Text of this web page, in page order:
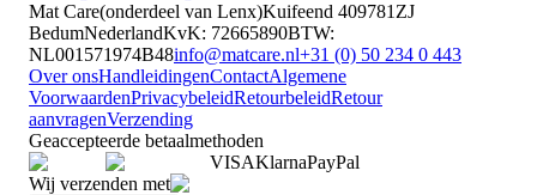
Mat Care(onderdeel van Lenx)Kuifeend 409781ZJ
BedumNederlandKvK: 72665890BTW:
NL001571974B48info@matcare.nl+31 (0) 50 234 0 443
Over onsHandleidingenContactAlgemene
VoorwaardenPrivacybeleidRetourbeleidRetour
aanvragenVerzending
Geaccepteerde betaalmethoden
VISAKlarnaPayPal
Wij verzenden met